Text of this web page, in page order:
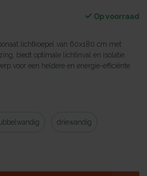
Op voorraad
lichtkoepel van 60x180 cm met
biedt optimale lichtinval en isolatie.
voor een heldere en energie-efficiënte
driewandig